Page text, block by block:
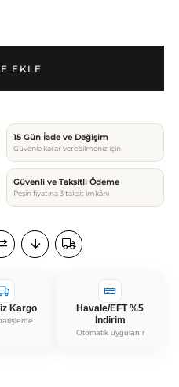
15 Gün İade ve Değişim
Güvenle karar verebilmeniz için
Güvenli ve Taksitli Ödeme
Peşin fiyatına 3 taksit imkânı
Kargo
Havale/EFT %5
İndirim
Otomatik uygulanır